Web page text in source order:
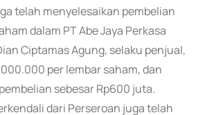
telah menyelesaikan pembelian
dalam PT Abe Jaya Perkasa
Ciptamas Agung, selaku penjual,
per lembar saham, dan
sebesar Rp600 juta.
dari Perseroan juga telah